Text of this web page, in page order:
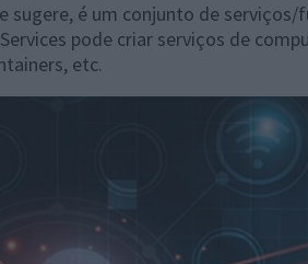
sugere, é um conjunto de
pode criar serviços de
etc.